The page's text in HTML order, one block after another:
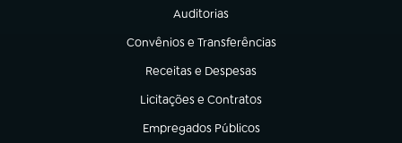
Auditorias
(abre em nova aba)
Convênios e Transferências
(abre em nova aba)
Receitas e Despesas
(abre em nova aba)
Licitações e Contratos
(abre em nova aba)
Empregados Públicos
(abre em nova aba)